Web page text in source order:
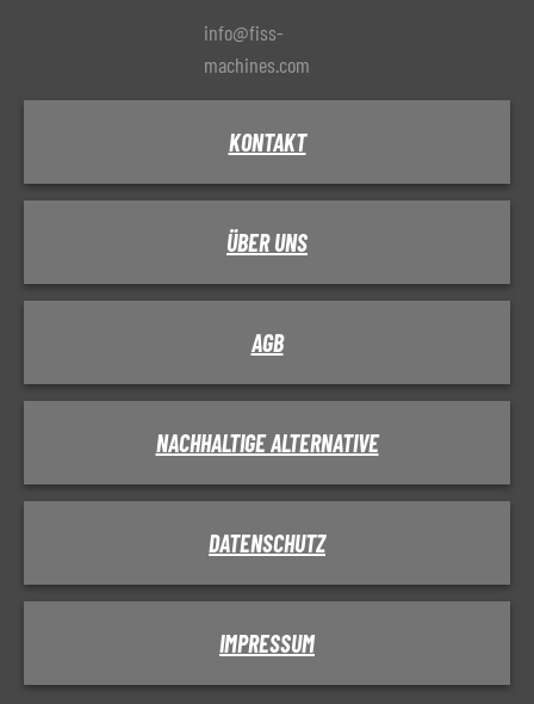
info@fiss-
machines.com
KONTAKT
ÜBER UNS
AGB
NACHHALTIGE ALTERNATIVE
DATENSCHUTZ
IMPRESSUM